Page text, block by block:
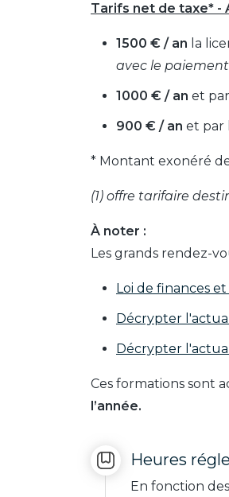
Tarifs net de taxe* -
1500 € / an la
avec le paiement
1000 € / an et
900 € / an et par
* Montant exonéré de
(1) offre tarifaire
À noter :
Les grands rendez-
Loi de finances
Décrypter
Décrypter
Ces formations sont
l’année.
Heures
En fonction